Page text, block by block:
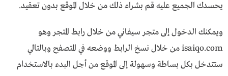
يحسدك الجميع عليه قم بشراء ذلك من خلال الموقع بدون تعقيد.
ويمكنك الدخول إلى متجر سيفاني من خلال رابط المتجر وهو
isaiqo.com من خلال نسخ الرابط ووضعه في المتصفح وبالتالي
ستتدخل بكل بساطة وسهولة إلى الموقع من أجل البدء بالاستخدام